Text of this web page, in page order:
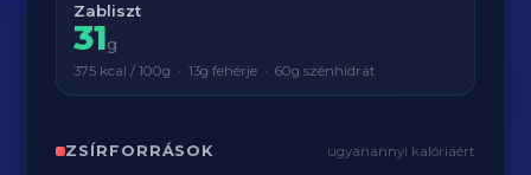
Zabliszt
31g
375 kcal / 100g · 13g fehérje · 60g szénhidrát
ZSÍRFORRÁSOK ugyanannyi kalóriáért